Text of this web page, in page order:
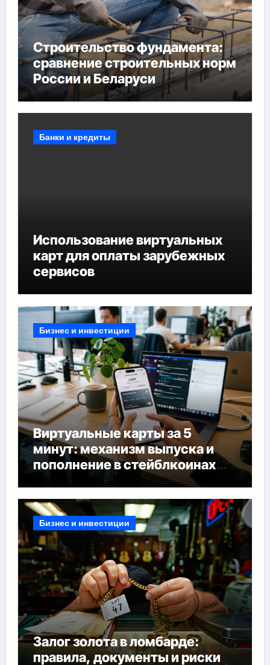
Строительство фундамента:
сравнение строительных норм
России и Беларуси
Банки и кредиты
Использование виртуальных
карт для оплаты зарубежных
сервисов
Бизнес и инвестиции
Виртуальные карты за 5
минут: механизм выпуска и
пополнение в стейблкоинах
без банковской верификации
Бизнес и инвестиции
Залог золота в ломбарде:
правила, документы и риски